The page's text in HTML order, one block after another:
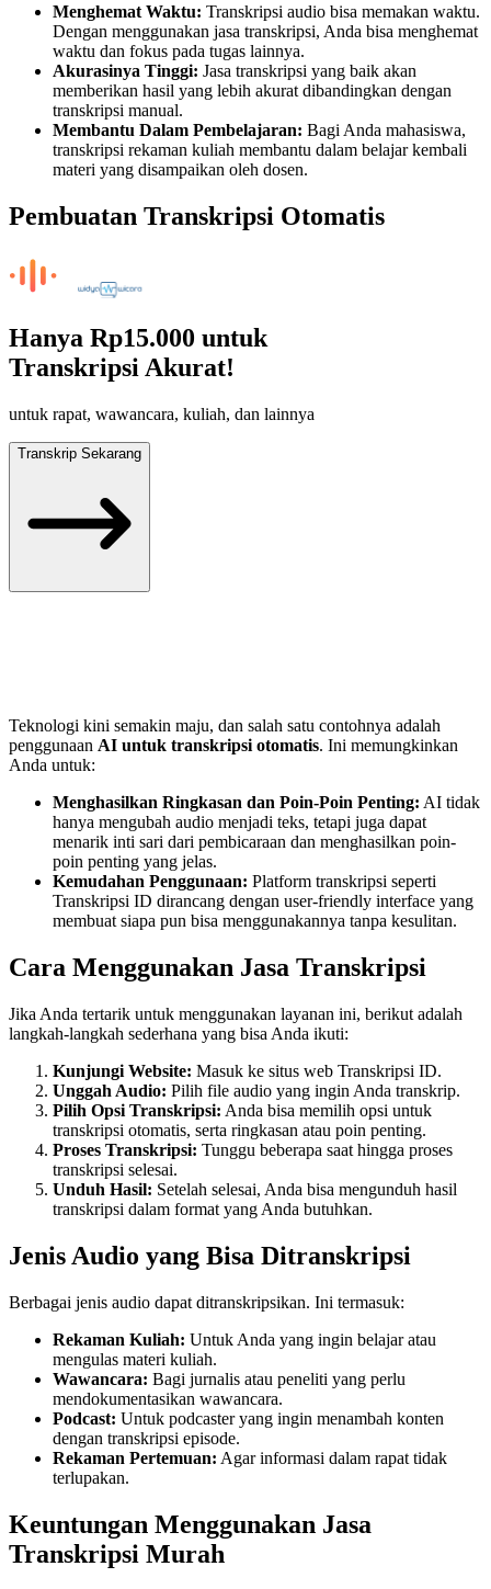
Menghemat Waktu: Transkripsi audio bisa memakan waktu.
Dengan menggunakan jasa transkripsi, Anda bisa menghemat
waktu dan fokus pada tugas lainnya.
Akurasinya Tinggi: Jasa transkripsi yang baik akan
memberikan hasil yang lebih akurat dibandingkan dengan
transkripsi manual.
Membantu Dalam Pembelajaran: Bagi Anda mahasiswa,
transkripsi rekaman kuliah membantu dalam belajar kembali
materi yang disampaikan oleh dosen.
Pembuatan Transkripsi Otomatis
Hanya Rp15.000 untuk
Transkripsi Akurat!
untuk rapat, wawancara, kuliah, dan lainnya
Transkrip Sekarang
Teknologi kini semakin maju, dan salah satu contohnya adalah
penggunaan AI untuk transkripsi otomatis. Ini memungkinkan
Anda untuk:
Menghasilkan Ringkasan dan Poin-Poin Penting: AI tidak
hanya mengubah audio menjadi teks, tetapi juga dapat
menarik inti sari dari pembicaraan dan menghasilkan poin-
poin penting yang jelas.
Kemudahan Penggunaan: Platform transkripsi seperti
Transkripsi ID dirancang dengan user-friendly interface yang
membuat siapa pun bisa menggunakannya tanpa kesulitan.
Cara Menggunakan Jasa Transkripsi
Jika Anda tertarik untuk menggunakan layanan ini, berikut adalah
langkah-langkah sederhana yang bisa Anda ikuti:
Kunjungi Website: Masuk ke situs web Transkripsi ID.
Unggah Audio: Pilih file audio yang ingin Anda transkrip.
Pilih Opsi Transkripsi: Anda bisa memilih opsi untuk
transkripsi otomatis, serta ringkasan atau poin penting.
Proses Transkripsi: Tunggu beberapa saat hingga proses
transkripsi selesai.
Unduh Hasil: Setelah selesai, Anda bisa mengunduh hasil
transkripsi dalam format yang Anda butuhkan.
Jenis Audio yang Bisa Ditranskripsi
Berbagai jenis audio dapat ditranskripsikan. Ini termasuk:
Rekaman Kuliah: Untuk Anda yang ingin belajar atau
mengulas materi kuliah.
Wawancara: Bagi jurnalis atau peneliti yang perlu
mendokumentasikan wawancara.
Podcast: Untuk podcaster yang ingin menambah konten
dengan transkripsi episode.
Rekaman Pertemuan: Agar informasi dalam rapat tidak
terlupakan.
Keuntungan Menggunakan Jasa
Transkripsi Murah